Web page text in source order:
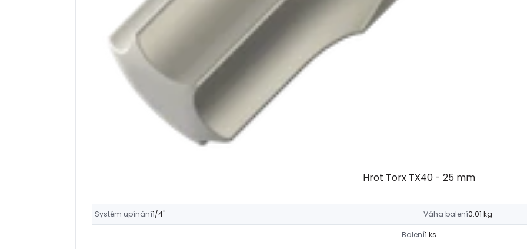
Hrot Torx TX40 - 25 mm
Systém upínání1/4" Váha balení0.01 kg
Balení1 ks